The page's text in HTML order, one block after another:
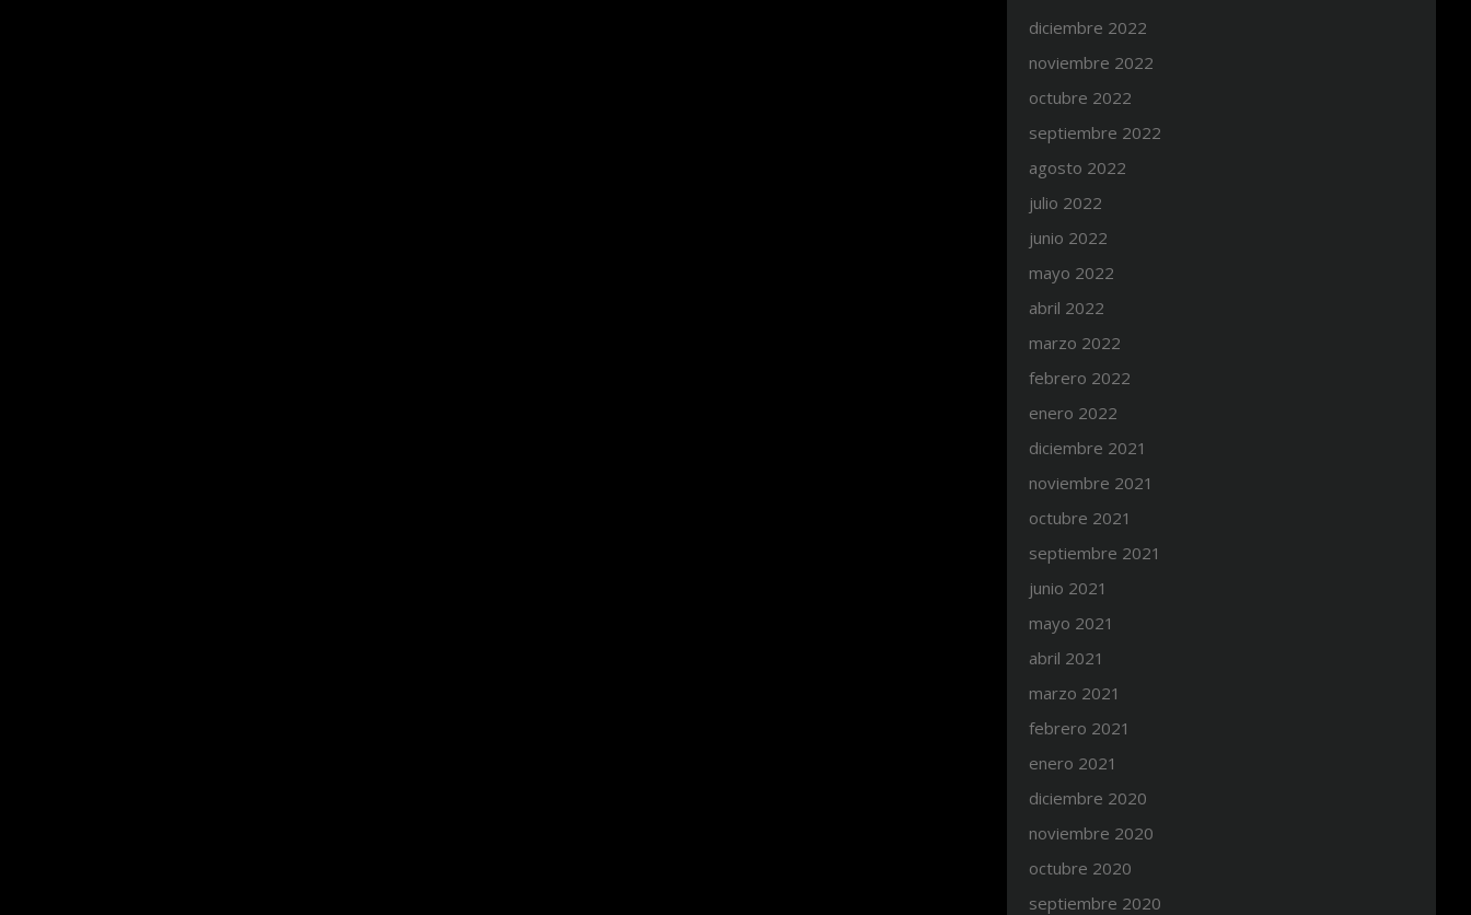
diciembre 2022
noviembre 2022
octubre 2022
septiembre 2022
agosto 2022
julio 2022
junio 2022
mayo 2022
abril 2022
marzo 2022
febrero 2022
enero 2022
diciembre 2021
noviembre 2021
octubre 2021
septiembre 2021
junio 2021
mayo 2021
abril 2021
marzo 2021
febrero 2021
enero 2021
diciembre 2020
noviembre 2020
octubre 2020
septiembre 2020